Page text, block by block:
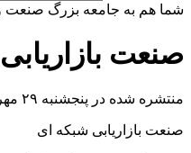
شما هم به جامعه بزرگ صنعت و
صنعت
منتشره شده در پنجشنبه ۲۹ مهر ۱۴۰۰
صنعت بازاریابی شبکه ای